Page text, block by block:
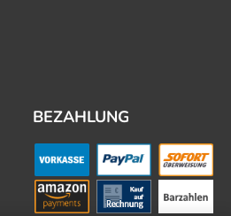
BEZAHLUNG